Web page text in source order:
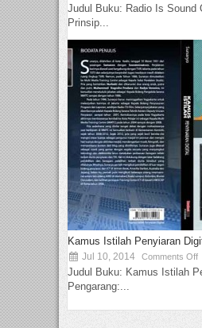
Judul Buku: Radio Is Sound
Prinsip...
Kamus Istilah Penyiaran
Jul 10, 2014 Comments Off
Judul Buku: Kamus Istilah
Pengarang:...